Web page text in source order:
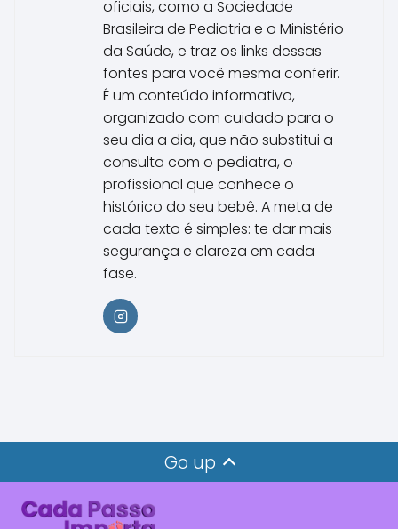
oficiais, como a Sociedade
Brasileira de Pediatria e o Ministério
da Saúde, e traz os links dessas
fontes para você mesma conferir.
É um conteúdo informativo,
organizado com cuidado para o
seu dia a dia, que não substitui a
consulta com o pediatra, o
profissional que conhece o
histórico do seu bebê. A meta de
cada texto é simples: te dar mais
segurança e clareza em cada
fase.
Go up